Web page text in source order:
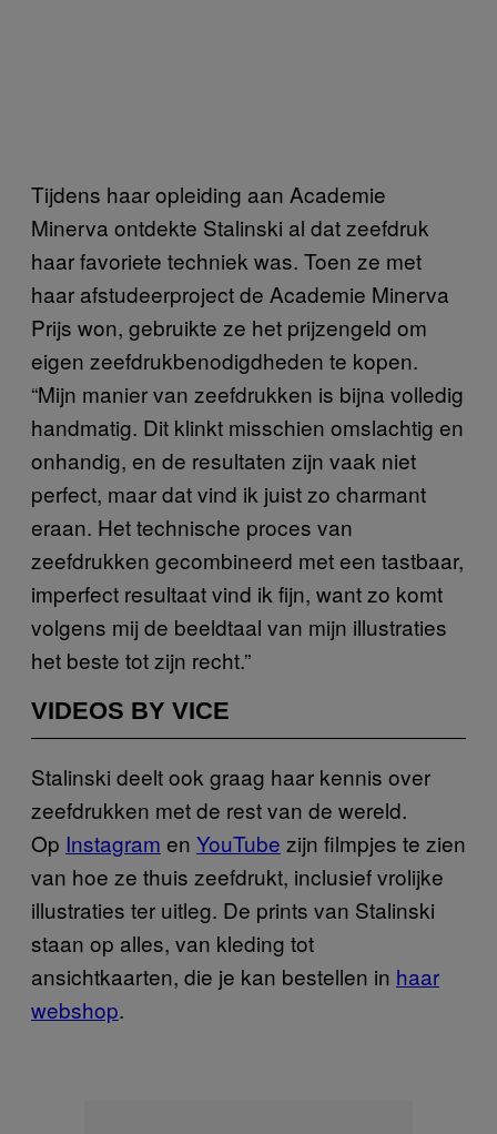
Tijdens haar opleiding aan Academie
Minerva ontdekte Stalinski al dat zeefdruk
haar favoriete techniek was. Toen ze met
haar afstudeerproject de Academie Minerva
Prijs won, gebruikte ze het prijzengeld om
eigen zeefdrukbenodigdheden te kopen.
“Mijn manier van zeefdrukken is bijna volledig
handmatig. Dit klinkt misschien omslachtig en
onhandig, en de resultaten zijn vaak niet
perfect, maar dat vind ik juist zo charmant
eraan. Het technische proces van
zeefdrukken gecombineerd met een tastbaar,
imperfect resultaat vind ik fijn, want zo komt
volgens mij de beeldtaal van mijn illustraties
het beste tot zijn recht.”
VIDEOS BY VICE
Stalinski deelt ook graag haar kennis over
zeefdrukken met de rest van de wereld.
Op Instagram en YouTube zijn filmpjes te zien
van hoe ze thuis zeefdrukt, inclusief vrolijke
illustraties ter uitleg. De prints van Stalinski
staan op alles, van kleding tot
ansichtkaarten, die je kan bestellen in haar
webshop.